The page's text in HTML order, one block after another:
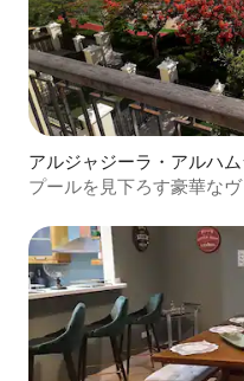
アルジャジーラ・アルハ
プールを見下ろす豪華なヴ